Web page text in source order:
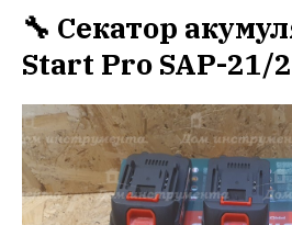
🔧 Секатор
Start Pro SAP-21/